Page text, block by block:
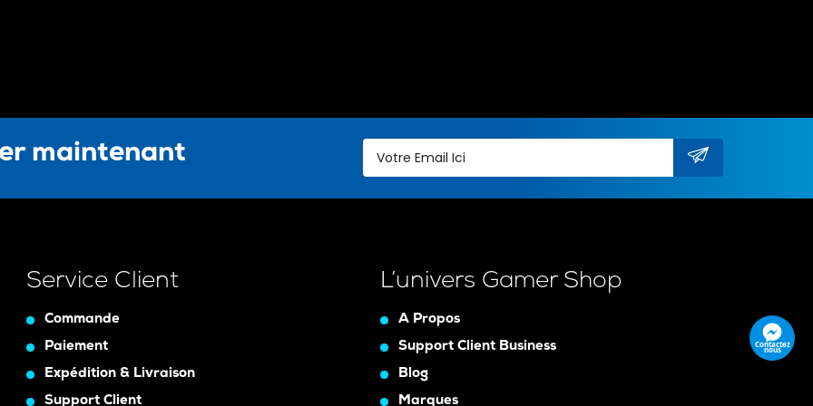
maintenant
Service Client
Commande
Paiement
Expédition & Livraison
Support Client
L’univers Gamer Shop
A Propos
Support Client Business
Blog
Marques
Contactez
nous